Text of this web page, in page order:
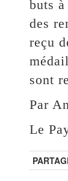
buts
des
reçu
sont
Par
Le